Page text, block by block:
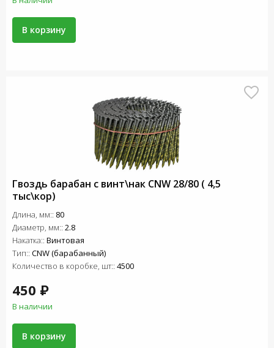
В корзину
Гвоздь барабан с винт\нак СNW 28/80 ( 4,5
тыс\кор)
Длина, мм:: 80
Диаметр, мм:: 2.8
Накатка:: Винтовая
Тип:: CNW (барабанный)
Количество в коробке, шт:: 4500
450 ₽
В наличии
В корзину